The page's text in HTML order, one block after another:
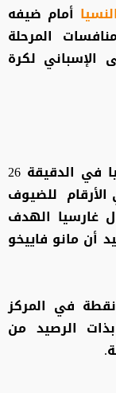
أمام ضيفه
المرحلة
الإسباني لكرة
افتتح كارلوس سولر التسجيل لفلنسيا في الدقيقة 26
الأرقام للضيوف
راؤول غارسيا الهدف
جزاء، بيد أن مانو فاييخو
وبهذا التعادل، صار رصيد بيلباو 14 نقطة في المركز
الرصيد من